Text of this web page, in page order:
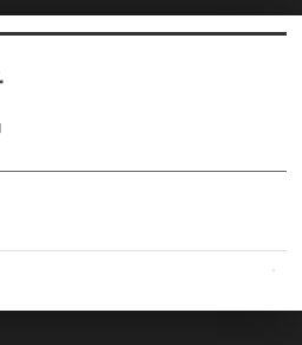
치북5
케치북5
치북5
케치북5